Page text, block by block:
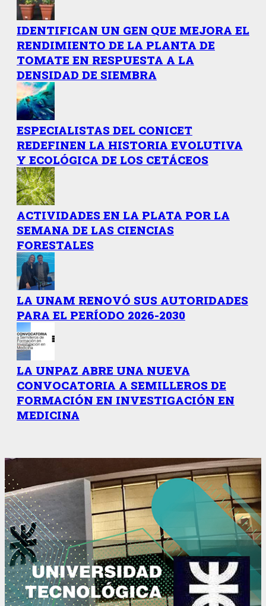
IDENTIFICAN UN GEN QUE MEJORA EL
RENDIMIENTO DE LA PLANTA DE
TOMATE EN RESPUESTA A LA
DENSIDAD DE SIEMBRA
ESPECIALISTAS DEL CONICET
REDEFINEN LA HISTORIA EVOLUTIVA
Y ECOLÓGICA DE LOS CETÁCEOS
ACTIVIDADES EN LA PLATA POR LA
SEMANA DE LAS CIENCIAS
FORESTALES
LA UNAM RENOVÓ SUS AUTORIDADES
PARA EL PERÍODO 2026-2030
LA UNPAZ ABRE UNA NUEVA
CONVOCATORIA A SEMILLEROS DE
FORMACIÓN EN INVESTIGACIÓN EN
MEDICINA